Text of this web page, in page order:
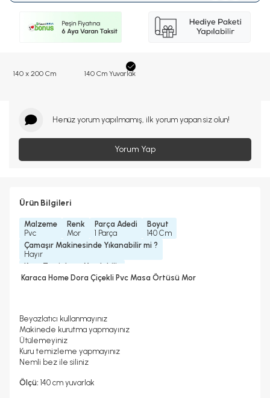
140 x 200 Cm 140 Cm Yuvarlak
Henüz yorum yapılmamış, ilk yorum yapan siz olun!
Yorum Yap
Ürün Bilgileri
Malzeme
Pvc
Renk
Mor
Parça Adedi
1 Parça
Boyut
140 Cm
Çamaşır Makinesinde Yıkanabilir mi ?
Hayır
Kuru Temizleme Yapılabilir
Hayır
Karaca Home Dora Çiçekli Pvc Masa Örtüsü Mor
Beyazlatıcı kullanmayınız
Makinede kurutma yapmayınız
Ütülemeyiniz
Kuru temizleme yapmayınız
Nemli bez ile siliniz
Ölçü: 140 cm yuvarlak